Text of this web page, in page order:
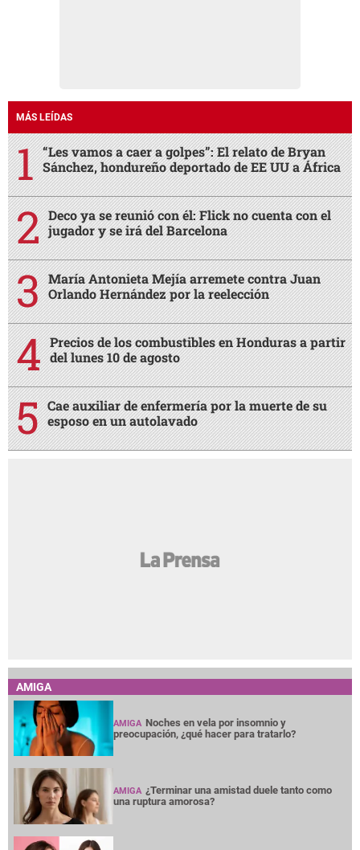
MÁS LEÍDAS
“Les vamos a caer a golpes”: El relato de Bryan
Sánchez, hondureño deportado de EE UU a África
Deco ya se reunió con él: Flick no cuenta con el
jugador y se irá del Barcelona
María Antonieta Mejía arremete contra Juan
Orlando Hernández por la reelección
Precios de los combustibles en Honduras a partir
del lunes 10 de agosto
Cae auxiliar de enfermería por la muerte de su
esposo en un autolavado
AMIGA
AMIGA Noches en vela por insomnio y
preocupación, ¿qué hacer para tratarlo?
AMIGA ¿Terminar una amistad duele tanto como
una ruptura amorosa?